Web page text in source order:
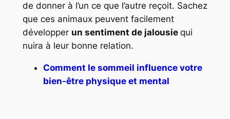
de donner à l’un ce que l’autre reçoit. Sachez
que ces animaux peuvent facilement
développer un sentiment de jalousie qui
nuira à leur bonne relation.
Comment le sommeil influence votre
bien-être physique et mental